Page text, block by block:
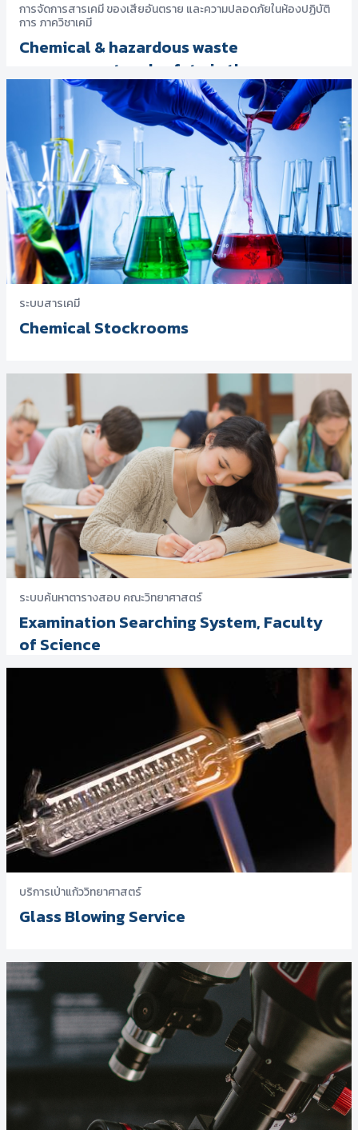
การจัดการสารเคมี ของเสียอันตราย และความปลอดภัยในห้องปฏิบัติ
การ ภาควิชาเคมี
Chemical & hazardous waste
management and safety in the
laboratory
ระบบสารเคมี
Chemical Stockrooms
ระบบค้นหาตารางสอบ คณะวิทยาศาสตร์
Examination Searching System, Faculty
of Science
บริการเป่าแก้ววิทยาศาสตร์
Glass Blowing Service